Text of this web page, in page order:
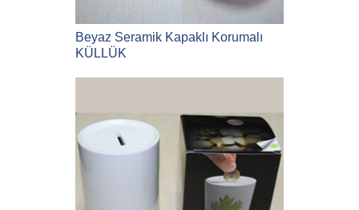
Beyaz Seramik Kapaklı Korumalı
KÜLLÜK